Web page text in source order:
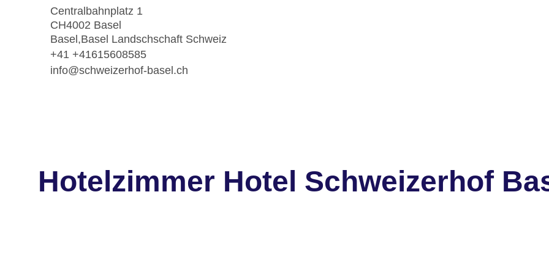
Centralbahnplatz 1
CH4002 Basel
Basel,Basel Landschschaft Schweiz
+41 +41615608585
info@schweizerhof-basel.ch
Hotelzimmer Hotel Schweizerhof